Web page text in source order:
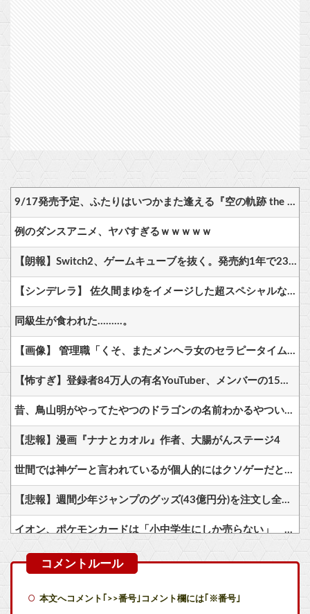
9/17発売予定、ふたりはいつかまた逢える『空の軌跡 the 2nd』プロモーショントレーラー公開！
例のダンスアニメ、ヤバすぎるｗｗｗｗｗ
【朗報】Switch2、ゲームキューブを抜く。発売約1年で2368万台突破
【シンデレラ】 佐久間まゆをイメージした超スペシャルなネックレスが登場する件について
同級生が食われた………。
【画像】 管理職「くそ、またメンヘラ女のセラピータイムか」
【怖すぎ】登録者84万人の有名YouTuber、メンバーの15歳息子が少年集団から縛られ4時間以上にわたる暴行で刃物で70カ所刺されて入院…
昔、鳥山明がやってたやつのドラゴンの名前わかるやついる？
【悲報】漫画『ナナとカオル』作者、大腸がんステージ4
世間では神ゲーと言われているが個人的にはクソゲーだと思うゲーム挙げてけ
【悲報】週間少年ジャンプのグッズ(43億円分)を注文し全てキャンセルした女逮捕ｗｗｗｗｗｗｗｗ
イオン、ポケモンカードは「小中学生にしか売らない」 転売対策の決断が「素晴らしい」
RPGの即死技←これいる？
本文へコメント｢>>番号｣コメント欄には｢※番号｣